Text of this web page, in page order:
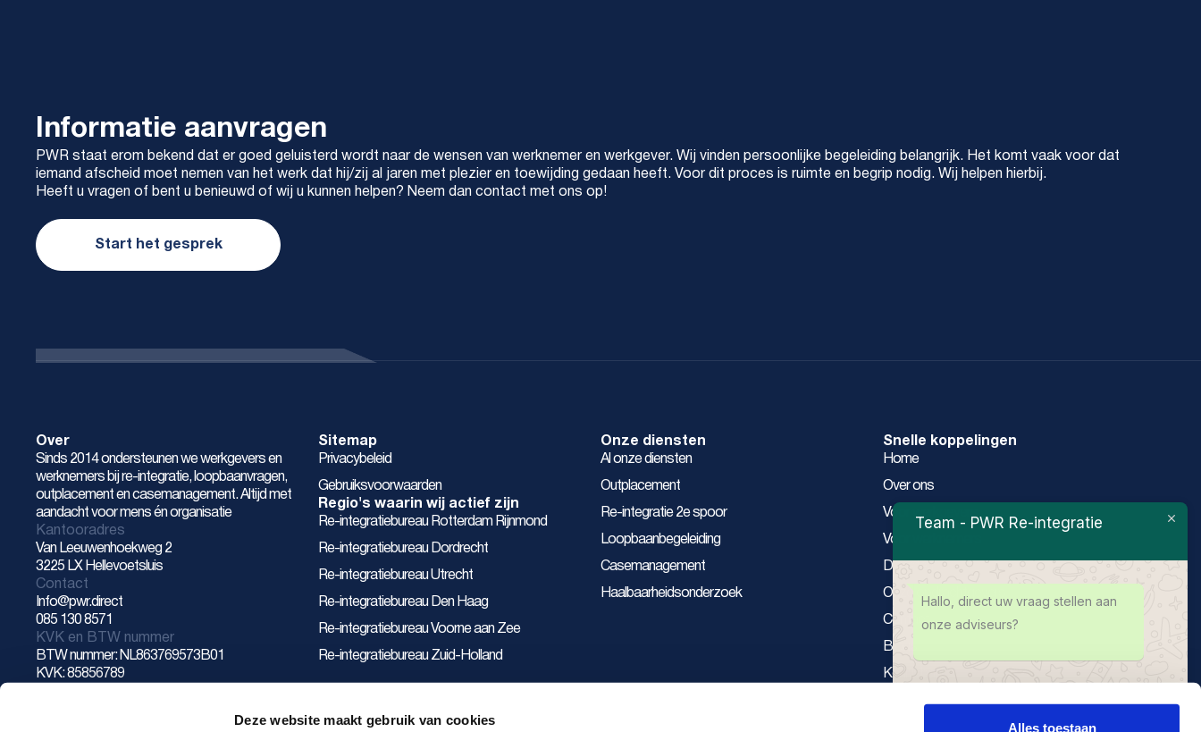
Deze website maakt gebruik van cookies
Alles toestaan
Informatie aanvragen
PWR staat erom bekend dat er goed geluisterd wordt naar de wensen van werknemer en werkgever. Wij vinden persoonlijke begeleiding belangrijk. Het komt vaak voor dat
iemand afscheid moet nemen van het werk dat hij/zij al jaren met plezier en toewijding gedaan heeft. Voor dit proces is ruimte en begrip nodig. Wij helpen hierbij.
Heeft u vragen of bent u benieuwd of wij u kunnen helpen? Neem dan contact met ons op!
Start het gesprek
Over
Sinds 2014 ondersteunen we werkgevers en
werknemers bij re-integratie, loopbaanvragen,
outplacement en casemanagement. Altijd met
aandacht voor mens én organisatie
Kantooradres
Van Leeuwenhoekweg 2
3225 LX Hellevoetsluis
Contact
Info@pwr.direct
085 130 8571
KVK en BTW nummer
BTW nummer: NL863769573B01
KVK: 85856789
Sitemap
Privacybeleid
Gebruiksvoorwaarden
Regio's waarin wij actief zijn
Re-integratiebureau Rotterdam Rijnmond
Re-integratiebureau Dordrecht
Re-integratiebureau Utrecht
Re-integratiebureau Den Haag
Re-integratiebureau Voorne aan Zee
Re-integratiebureau Zuid-Holland
Onze diensten
Al onze diensten
Outplacement
Re-integratie 2e spoor
Loopbaanbegeleiding
Casemanagement
Haalbaarheidsonderzoek
Snelle koppelingen
Home
Over ons
Voor werkgevers
Voor werknemers
Diensten
Onze opdrachtgevers
Contact
Blogs
Kennisbank
Privacy verklaring
Team - PWR Re-integratie
Hallo, direct uw vraag stellen aan
onze adviseurs?